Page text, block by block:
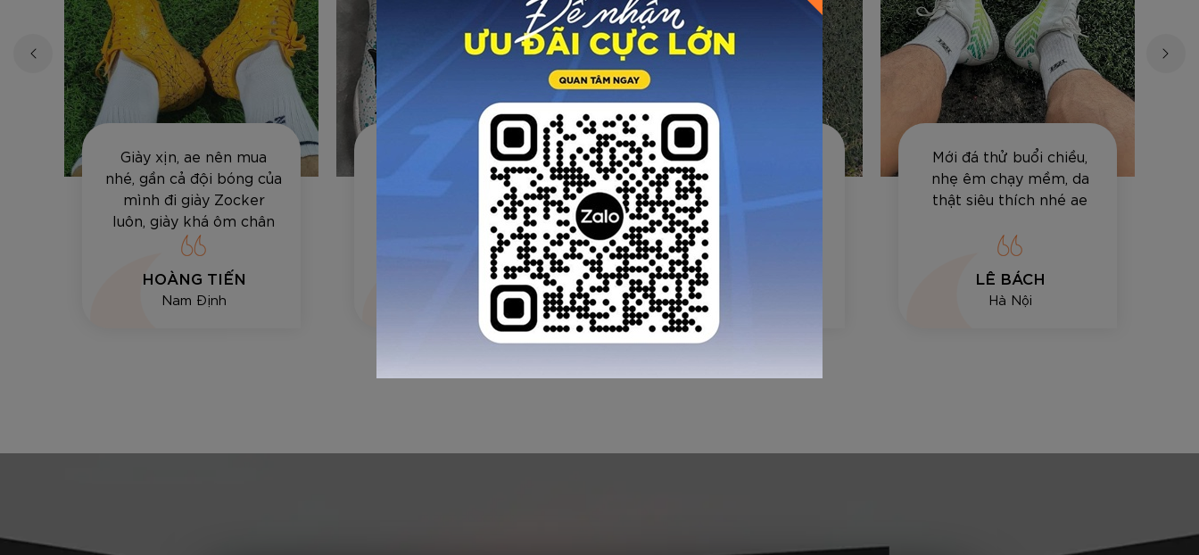
Giày xịn, ae nên mua
nhé, gần cả đội bóng của
mình đi giày Zocker
luôn, giày khá ôm chân
và bền, vê bóng hay sút
HOÀNG TIẾN
Nam Định
Sản phẩm ok chạy trên
sân ko bị ngã vì nó trợ
lực tốt. Đã đi thử 1 trận
đá rồi mới feedback cho
anh em
MINH LONG
Quảng Ngãi
Quá tuyệt vời hàng Việt
Nam chất lượng cao, đi
vừa vặn, chất liệu cảm
giác mềm, dai
HUY NGỌC
Mới đá thử buổi chiều,
nhẹ êm chạy mềm, da
thật siêu thích nhé ae
LÊ BÁCH
Hà Nội